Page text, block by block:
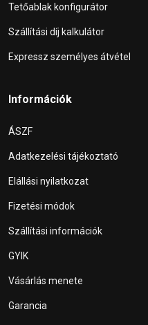
Tetőablak konfigurátor
Szállítási díj kalkulátor
Expressz személyes átvétel
Információk
ÁSZF
Adatkezelési tájékoztató
Elállási nyilatkozat
Fizetési módok
Szállítási információk
GYIK
Vásárlás menete
Garancia